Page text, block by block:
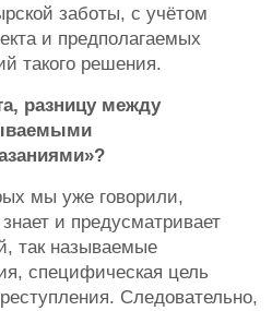
заботы, с учётом
и предполагаемых
такого решения.
разницу между
мы уже говорили,
и предусматривает
так называемые
специфическая цель
Следовательно,